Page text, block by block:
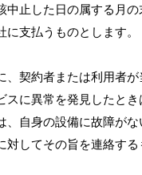
中止した日の属する月の
に支払うものとします。
、契約者または利用者が
スに異常を発見したとき
、自身の設備に故障がな
対してその旨を連絡する